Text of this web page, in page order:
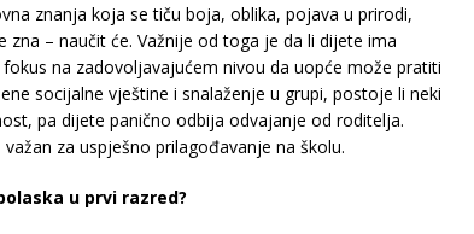
znanja koja se tiču boja, oblika, pojava u prirodi,
– naučit će. Važnije od toga je da li dijete ima
na zadovoljavajućem nivou da uopće može pratiti
socijalne vještine i snalaženje u grupi, postoje li neki
pa dijete panično odbija odvajanje od roditelja.
za uspješno prilagođavanje na školu.
u prvi razred?